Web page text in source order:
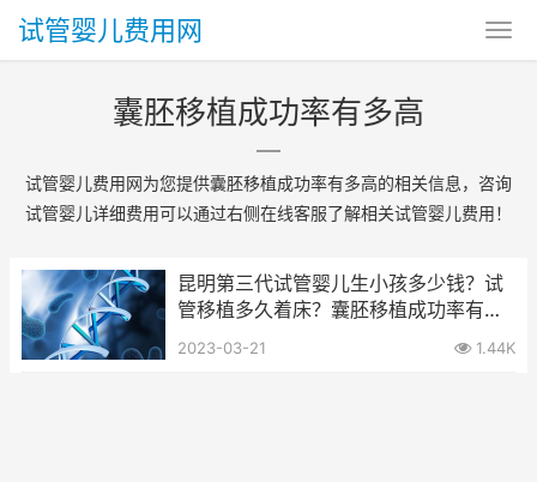
试管婴儿费用网
囊胚移植成功率有多高
试管婴儿费用网为您提供囊胚移植成功率有多高的相关信息，咨询
试管婴儿详细费用可以通过右侧在线客服了解相关试管婴儿费用！
昆明第三代试管婴儿生小孩多少钱？试
管移植多久着床？囊胚移植成功率有多
高
2023-03-21 1.44K